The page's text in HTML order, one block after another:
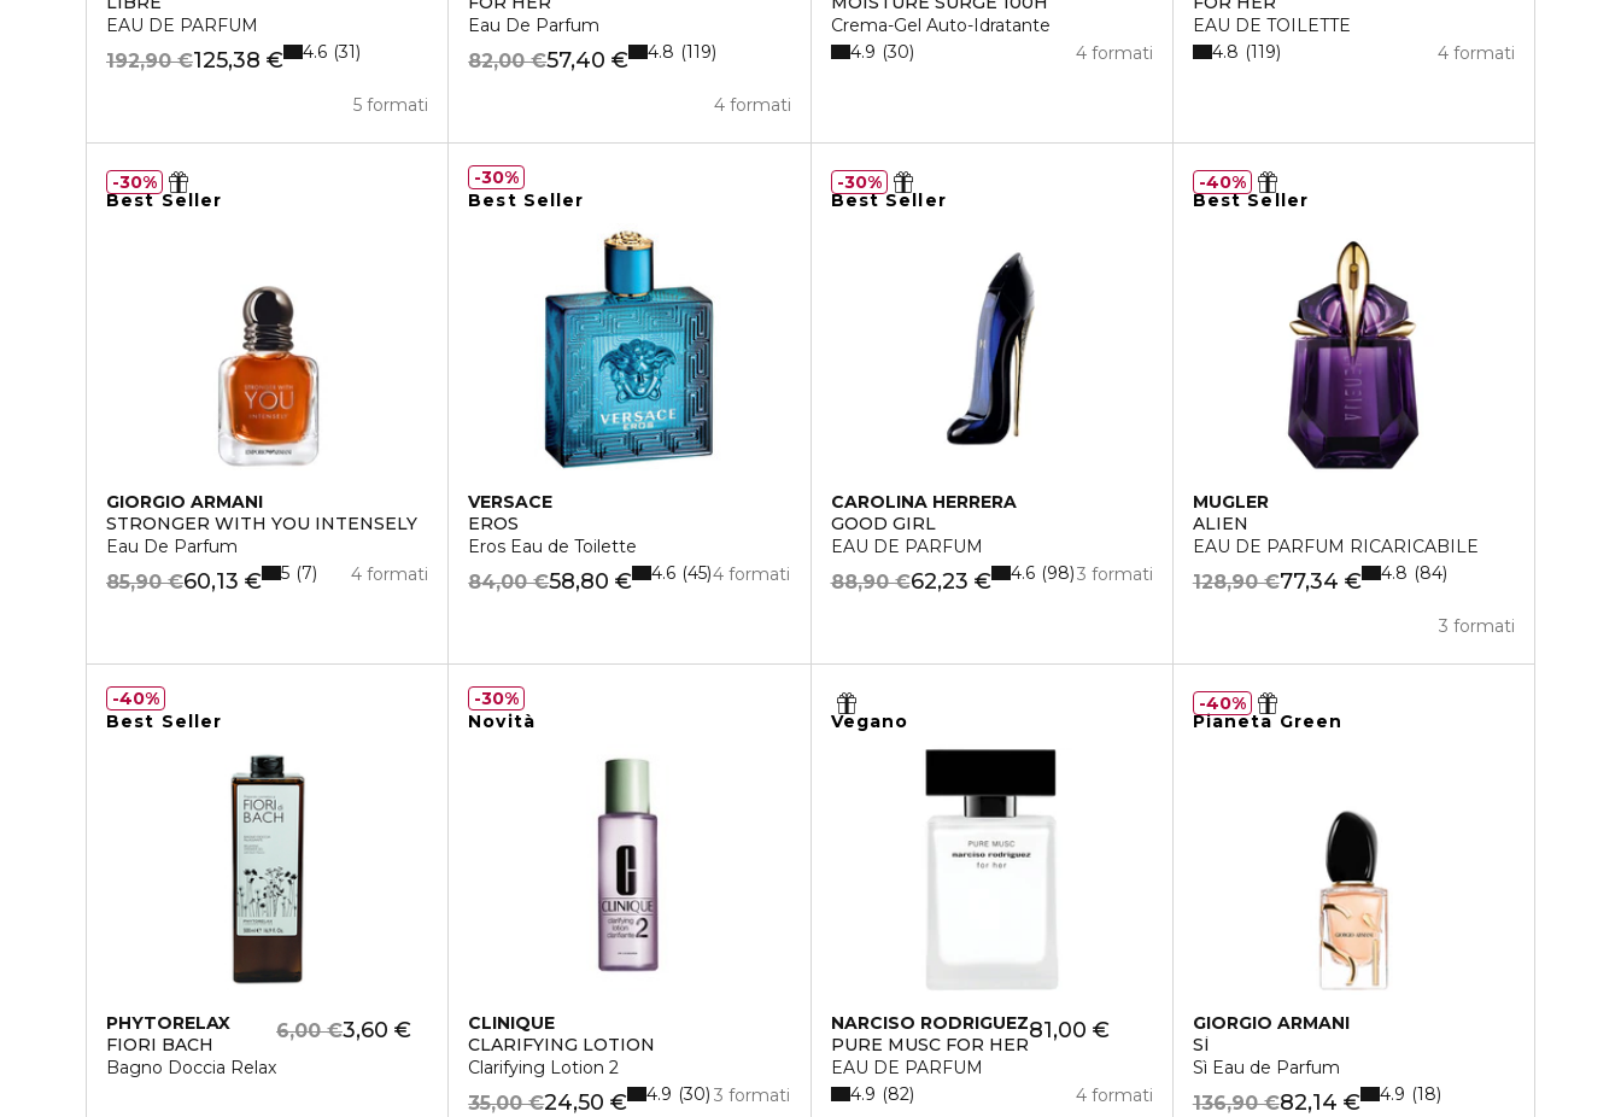
EAU DE PARFUM
125,38 €
192,90 €
5 formati
4.6 31
Eau De Parfum
57,40 €
82,00 €
4 formati
4.8 119
Crema-Gel Auto-Idratante
4 formati
4.9 30
EAU DE TOILETTE
4 formati
4.8 119
Best Seller
GIORGIO ARMANI
STRONGER WITH YOU INTENSELY
Eau De Parfum
60,13 €
85,90 € 4 formati
5 7
30%
Best Seller
VERSACE
EROS
Eros Eau de Toilette
58,80 €
84,00 € 4 formati
4.6 45
30%
Best Seller
CAROLINA HERRERA
GOOD GIRL
EAU DE PARFUM
62,23 €
88,90 € 3 formati
4.6 98
30%
Best Seller
MUGLER
ALIEN
EAU DE PARFUM RICARICABILE
77,34 €
128,90 €
3 formati
4.8 84
40%
Best Seller
PHYTORELAX
FIORI BACH
Bagno Doccia Relax
3,60 €
6,00 €
40%
Novità
CLINIQUE
CLARIFYING LOTION
Clarifying Lotion 2
24,50 €
35,00 € 3 formati
4.9 30
30%
Vegano
NARCISO RODRIGUEZ
PURE MUSC FOR HER
EAU DE PARFUM
81,00 €
4 formati
4.9 82
Pianeta Green
GIORGIO ARMANI
SÌ
Sì Eau de Parfum
82,14 €
136,90 € 4.9 18
40%